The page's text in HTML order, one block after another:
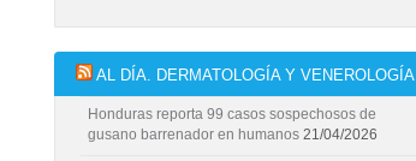
AL DÍA. DERMATOLOGÍA Y VENEROLOGÍA
Honduras reporta 99 casos sospechosos de
gusano barrenador en humanos 21/04/2026